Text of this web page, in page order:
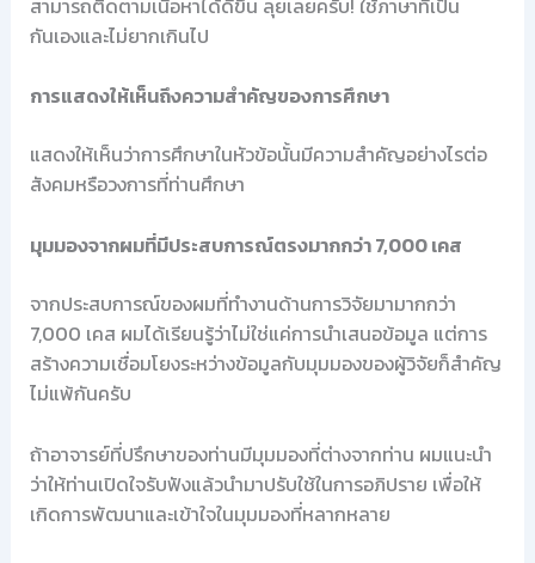
กันเองและไม่ยากเกินไป
การแสดงให้เห็นถึงความสำคัญของการศึกษา
แสดงให้เห็นว่าการศึกษาในหัวข้อนั้นมีความสำคัญอย่างไรต่อ
สังคมหรือวงการที่ท่านศึกษา
มุมมองจากผมที่มีประสบการณ์ตรงมากกว่า 7,000 เคส
จากประสบการณ์ของผมที่ทำงานด้านการวิจัยมามากกว่า
7,000 เคส ผมได้เรียนรู้ว่าไม่ใช่แค่การนำเสนอข้อมูล แต่การ
สร้างความเชื่อมโยงระหว่างข้อมูลกับมุมมองของผู้วิจัยก็สำคัญ
ไม่แพ้กันครับ
ถ้าอาจารย์ที่ปรึกษาของท่านมีมุมมองที่ต่างจากท่าน ผมแนะนำ
ว่าให้ท่านเปิดใจรับฟังแล้วนำมาปรับใช้ในการอภิปราย เพื่อให้
เกิดการพัฒนาและเข้าใจในมุมมองที่หลากหลาย